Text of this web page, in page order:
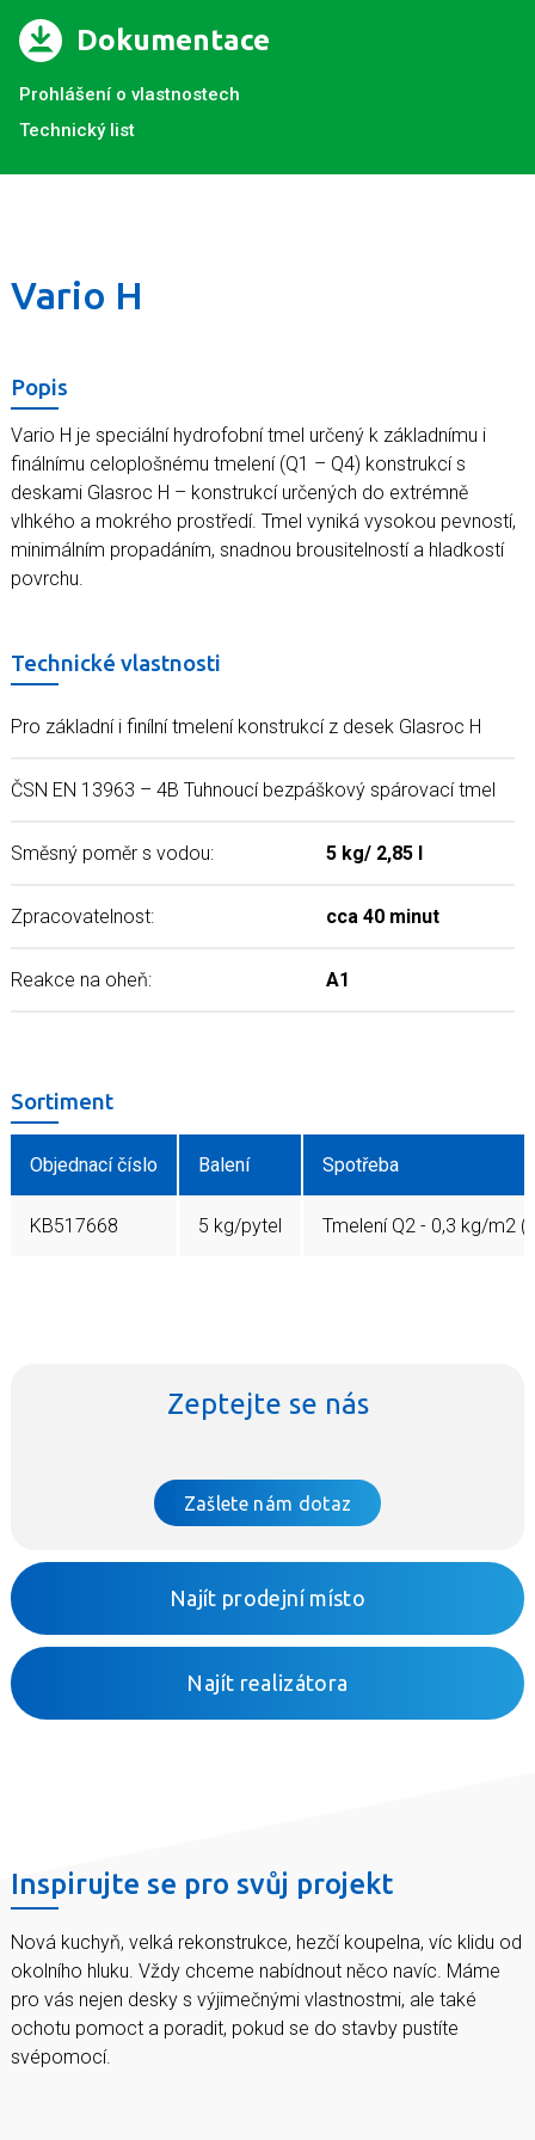
Dokumentace
Prohlášení o vlastnostech
Technický list
Vario H
Popis
Vario H je speciální hydrofobní tmel určený k základnímu i
finálnímu celoplošnému tmelení (Q1 – Q4) konstrukcí s
deskami Glasroc H – konstrukcí určených do extrémně
vlhkého a mokrého prostředí. Tmel vyniká vysokou pevností,
minimálním propadáním, snadnou brousitelností a hladkostí
povrchu.
Technické vlastnosti
Pro základní i finílní tmelení konstrukcí z desek Glasroc H
ČSN EN 13963 – 4B Tuhnoucí bezpáškový spárovací tmel
Směsný poměr s vodou: 5 kg/ 2,85 l
Zpracovatelnost: cca 40 minut
Reakce na oheň: A1
Sortiment
Objednací číslo Balení Spotřeba
KB517668 5 kg/pytel Tmelení Q2 - 0,3 kg/m2
Zeptejte se nás
Zašlete nám dotaz
Najít prodejní místo
Najít realizátora
Inspirujte se pro svůj projekt
Nová kuchyň, velká rekonstrukce, hezčí koupelna, víc klidu od
okolního hluku. Vždy chceme nabídnout něco navíc. Máme
pro vás nejen desky s výjimečnými vlastnostmi, ale také
ochotu pomoct a poradit, pokud se do stavby pustíte
svépomocí.
Máte dost hluku od sousedů, chcete mít doma